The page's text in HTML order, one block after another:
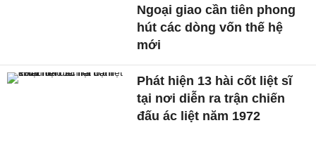
Ngoại giao cần tiên phong
hút các dòng vốn thế hệ
mới
Phát hiện 13 hài cốt liệt sĩ
tại nơi diễn ra trận chiến
đấu ác liệt năm 1972